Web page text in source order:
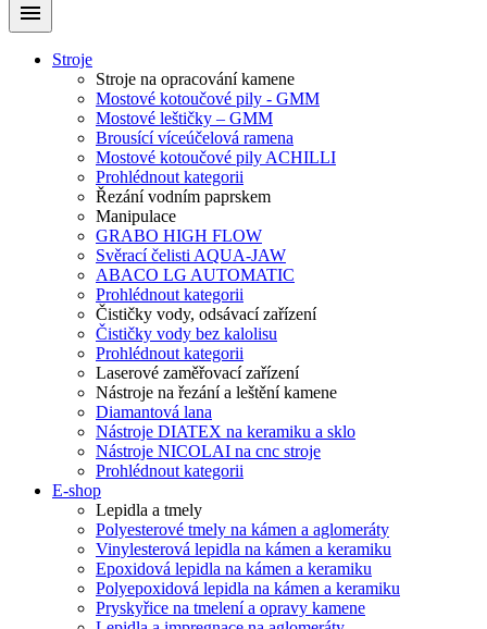
Stroje
Stroje na opracování kamene
Mostové kotoučové pily - GMM
Mostové leštičky – GMM
Brousící víceúčelová ramena
Mostové kotoučové pily ACHILLI
Prohlédnout kategorii
Řezání vodním paprskem
Manipulace
GRABO HIGH FLOW
Svěrací čelisti AQUA-JAW
ABACO LG AUTOMATIC
Prohlédnout kategorii
Čističky vody, odsávací zařízení
Čističky vody bez kalolisu
Prohlédnout kategorii
Laserové zaměřovací zařízení
Nástroje na řezání a leštění kamene
Diamantová lana
Nástroje DIATEX na keramiku a sklo
Nástroje NICOLAI na cnc stroje
Prohlédnout kategorii
E-shop
Lepidla a tmely
Polyesterové tmely na kámen a aglomeráty
Vinylesterová lepidla na kámen a keramiku
Epoxidová lepidla na kámen a keramiku
Polyepoxidová lepidla na kámen a keramiku
Pryskyřice na tmelení a opravy kamene